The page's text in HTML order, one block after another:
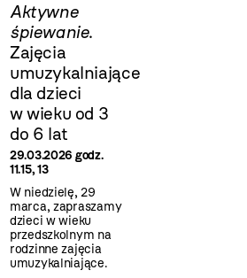
Aktywne
śpiewanie.
Zajęcia
umuzykalniające
dla dzieci
w wieku od 3
do 6 lat
29.03.2026 godz.
11.15, 13
W niedzielę, 29
marca, zapraszamy
dzieci w wieku
przedszkolnym na
rodzinne zajęcia
umuzykalniające.